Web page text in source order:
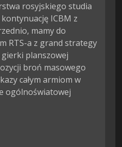
rosyjskiego studia
ICBM z
mamy do
RTS-a z grand strategy
planszowej
broń masowego
całym armiom w
ogólnoświatowej